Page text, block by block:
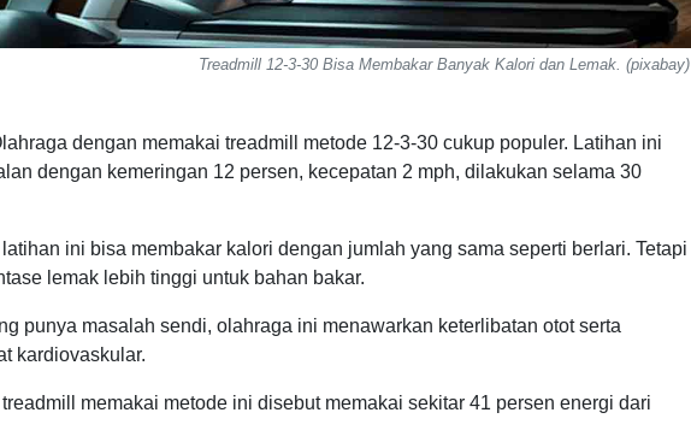
Treadmill 12-3-30 Bisa Membakar Banyak Kalori dan Lemak. (pixabay)
dengan memakai treadmill metode 12-3-30 cukup populer. Latihan ini
dengan kemeringan 12 persen, kecepatan 2 mph, dilakukan selama 30
ini bisa membakar kalori dengan jumlah yang sama seperti berlari. Tetapi
lemak lebih tinggi untuk bahan bakar.
punya masalah sendi, olahraga ini menawarkan keterlibatan otot serta
kardiovaskular.
memakai metode ini disebut memakai sekitar 41 persen energi dari